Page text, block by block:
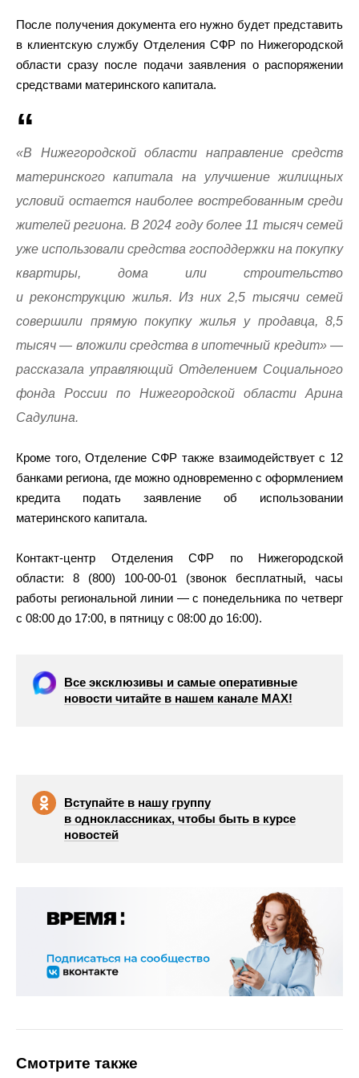
После получения документа его нужно будет представить
в клиентскую службу Отделения СФР по Нижегородской
области сразу после подачи заявления о распоряжении
средствами материнского капитала.
«В Нижегородской области направление средств
материнского капитала на улучшение жилищных
условий остается наиболее востребованным среди
жителей региона. В 2024 году более 11 тысяч семей
уже использовали средства господдержки на покупку
квартиры, дома или строительство
и реконструкцию жилья. Из них 2,5 тысячи семей
совершили прямую покупку жилья у продавца, 8,5
тысяч — вложили средства в ипотечный кредит» —
рассказала управляющий Отделением Социального
фонда России по Нижегородской области Арина
Садулина.
Кроме того, Отделение СФР также взаимодействует с 12
банками региона, где можно одновременно с оформлением
кредита подать заявление об использовании
материнского капитала.
Контакт-центр Отделения СФР по Нижегородской
области: 8 (800) 100-00-01 (звонок бесплатный, часы
работы региональной линии — с понедельника по четверг
с 08:00 до 17:00, в пятницу с 08:00 до 16:00).
Все эксклюзивы и самые оперативные
новости читайте в нашем канале МАХ!
Вступайте в нашу группу
в одноклассниках, чтобы быть в курсе
новостей
Смотрите также